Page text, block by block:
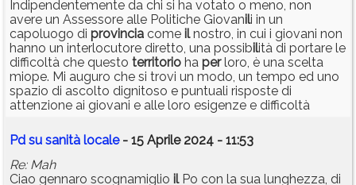
Indipendentemente da chi si ha votato o meno, non
avere un Assessore alle Politiche Giovanili in un
capoluogo di provincia come ilnostro, in cui i giovani non
hanno un interlocutore diretto, una possibilità di portare le
difficoltà che questo territorio ha perloro, è una scelta
miope. Mi auguro che si trovi un modo, un tempo ed uno
spazio di ascolto dignitoso e puntuali risposte di
attenzione ai giovani e alle loro esigenze e difficoltà
Pd su sanità locale- 15 Aprile 2024 - 11:53
Re: Mah
Ciao gennaro scognamiglio ilPo con la sua lunghezza, di